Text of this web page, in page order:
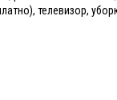
телевизор,